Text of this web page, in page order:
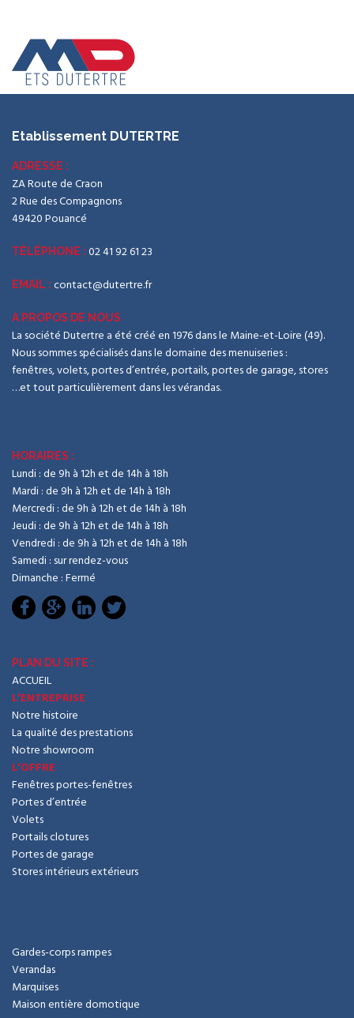
Etablissement DUTERTRE
ADRESSE :
ZA Route de Craon
2 Rue des Compagnons
49420 Pouancé
TÉLÉPHONE : 02 41 92 61 23
EMAIL : contact@dutertre.fr
A PROPOS DE NOUS
La société Dutertre a été créé en 1976 dans le Maine-et-Loire (49).
Nous sommes spécialisés dans le domaine des menuiseries :
fenêtres, volets, portes d’entrée, portails, portes de garage, stores
…et tout particulièrement dans les vérandas.
HORAIRES :
Lundi : de 9h à 12h et de 14h à 18h
Mardi : de 9h à 12h et de 14h à 18h
Mercredi : de 9h à 12h et de 14h à 18h
Jeudi : de 9h à 12h et de 14h à 18h
Vendredi : de 9h à 12h et de 14h à 18h
Samedi : sur rendez-vous
Dimanche : Fermé
PLAN DU SITE :
ACCUEIL
L’ENTREPRISE
Notre histoire
La qualité des prestations
Notre showroom
L’OFFRE
Fenêtres portes-fenêtres
Portes d’entrée
Volets
Portails clotures
Portes de garage
Stores intérieurs extérieurs
Gardes-corps rampes
Verandas
Marquises
Maison entière domotique